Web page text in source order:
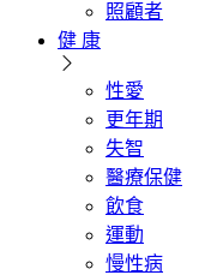
照顧者
健 康
性愛
更年期
失智
醫療保健
飲食
運動
慢性病